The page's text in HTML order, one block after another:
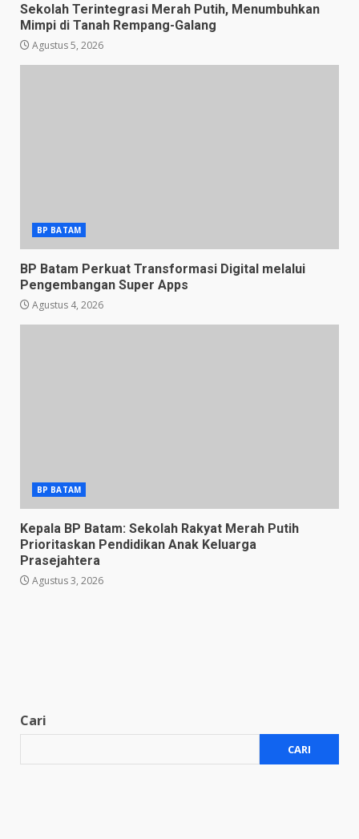
Sekolah Terintegrasi Merah Putih, Menumbuhkan
Mimpi di Tanah Rempang-Galang
Agustus 5, 2026
BP BATAM
BP Batam Perkuat Transformasi Digital melalui
Pengembangan Super Apps
Agustus 4, 2026
BP BATAM
Kepala BP Batam: Sekolah Rakyat Merah Putih
Prioritaskan Pendidikan Anak Keluarga
Prasejahtera
Agustus 3, 2026
Cari
CARI